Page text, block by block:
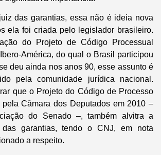
das garantias, essa não é ideia nova
ela foi criada pelo legislador brasileiro.
do Projeto de Código Processual
América, do qual o Brasil participou
deu ainda nos anos 90, esse assunto é
pela comunidade jurídica nacional.
que o Projeto do Código de Processo
pela Câmara dos Deputados em 2010 –
do Senado –, também alvitra a
garantias, tendo o CNJ, em nota
a respeito.